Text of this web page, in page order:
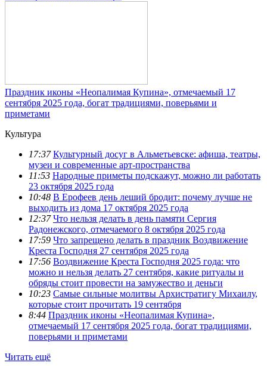
Праздник иконы «Неопалимая Купина», отмечаемый 17
сентября 2025 года, богат традициями, поверьями и
приметами
Культура
17:37 Культурный досуг в Альметьевске: афиша, театры,
музеи и современные арт-пространства
11:53 Народные приметы подскажут, можно ли работать
23 октября 2025 года
10:48 В Ерофеев день леший бродит: почему лучше не
выходить из дома 17 октября 2025 года
12:37 Что нельзя делать в день памяти Сергия
Радонежского, отмечаемого 8 октября 2025 года
17:59 Что запрещено делать в праздник Воздвижение
Креста Господня 27 сентября 2025 года
17:56 Воздвижение Креста Господня 2025 года: что
можно и нельзя делать 27 сентября, какие ритуалы и
обряды стоит провести на замужество и деньги
10:23 Самые сильные молитвы Архистратигу Михаилу,
которые стоит прочитать 19 сентября
8:44 Праздник иконы «Неопалимая Купина»,
отмечаемый 17 сентября 2025 года, богат традициями,
поверьями и приметами
Читать ещё